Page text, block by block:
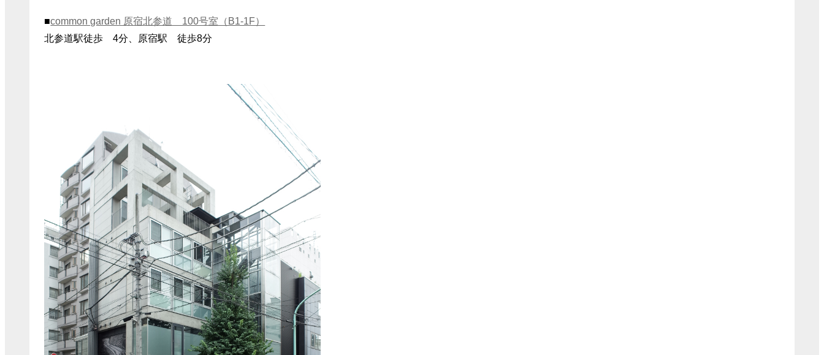
■common garden 原宿北参道 100号室（B1-1F）
北参道駅徒歩 4分、原宿駅 徒歩8分